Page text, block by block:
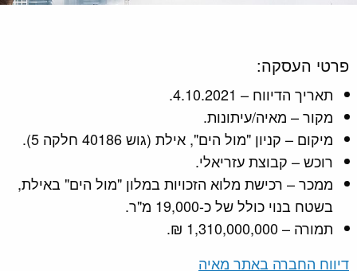
פרטי העסקה:
תאריך הדיווח – 4.10.2021.
מקור – מאיה/עיתונות.
מיקום – קניון "מול הים", אילת (גוש 40186 חלקה 5).
רוכש – קבוצת עזריאלי.
ממכר – רכישת מלוא הזכויות במלון "מול הים" באילת,
בשטח בנוי כולל של כ-19,000 מ"ר.
תמורה – 1,310,000,000 ₪.
דיווח החברה באתר מאיה